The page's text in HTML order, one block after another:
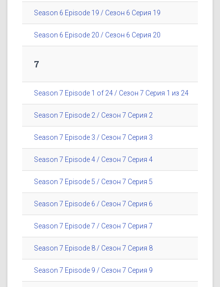
Season 6 Episode 19 / Сезон 6 Серия 19
Season 6 Episode 20 / Сезон 6 Серия 20
7
Season 7 Episode 1 of 24 / Сезон 7 Серия 1 из 24
Season 7 Episode 2 / Сезон 7 Серия 2
Season 7 Episode 3 / Сезон 7 Серия 3
Season 7 Episode 4 / Сезон 7 Серия 4
Season 7 Episode 5 / Сезон 7 Серия 5
Season 7 Episode 6 / Сезон 7 Серия 6
Season 7 Episode 7 / Сезон 7 Серия 7
Season 7 Episode 8 / Сезон 7 Серия 8
Season 7 Episode 9 / Сезон 7 Серия 9